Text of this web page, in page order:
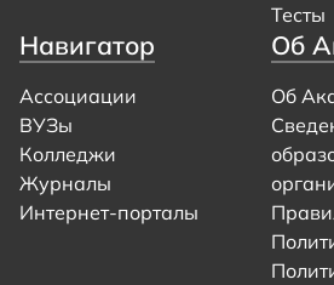
Тесты
Навигатор
Ассоциации
ВУЗы
Колледжи
Журналы
Интернет-порталы
Об
Об